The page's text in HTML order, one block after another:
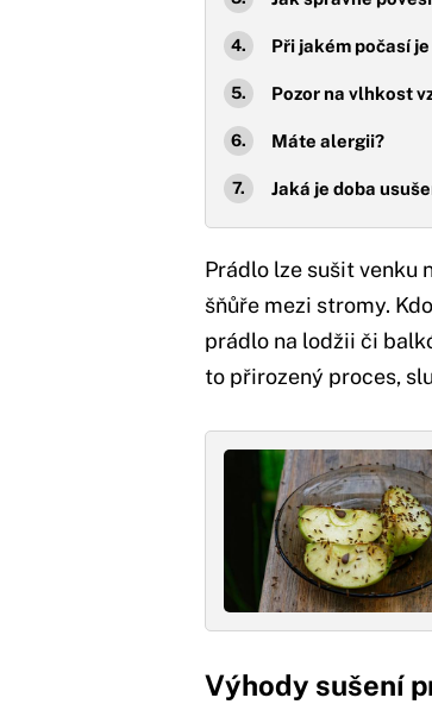
Při jakém počasí
Pozor na vlhkost
Máte alergii?
Jaká je doba
Prádlo lze sušit venku
šňůře mezi stromy.
prádlo na lodžii či
to přirozený proces,
Výhody sušení